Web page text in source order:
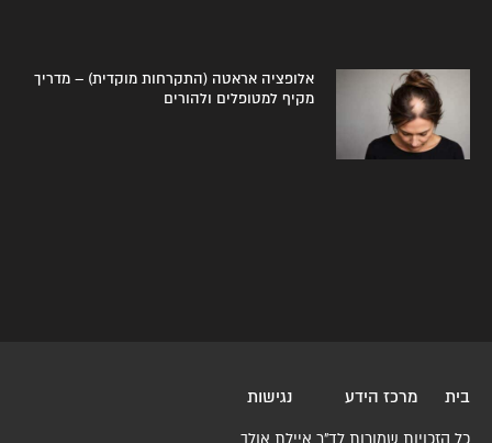
אלופציה אראטה (התקרחות מוקדית) – מדריך
מקיף למטופלים ולהורים
בית מרכז הידע נגישות